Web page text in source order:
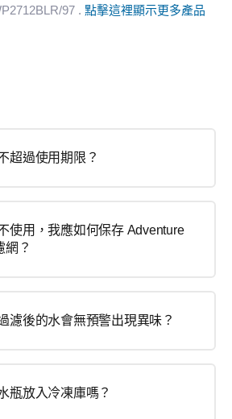
97 . 點擊這裡顯示更多產品
超過使用期限？
使用，我應如何保存 Adventure
網？
濾後的水會無預警出現異味？
瓶放入冷凍庫嗎？